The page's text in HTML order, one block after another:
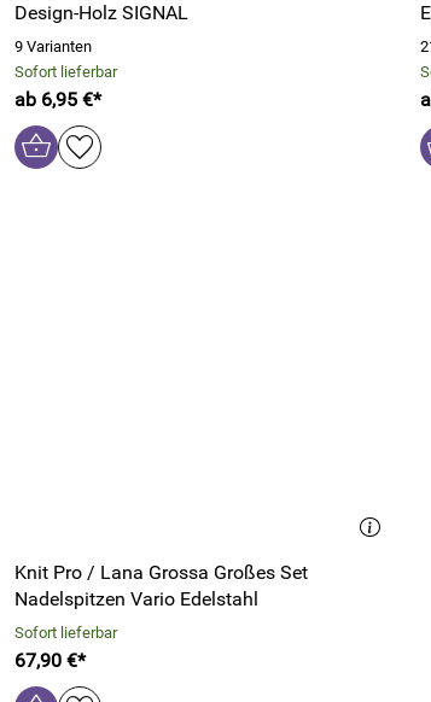
Design-Holz SIGNAL
9 Varianten
Sofort lieferbar
ab 6,95 €*
Knit Pro / Lana Grossa Großes Set
Nadelspitzen Vario Edelstahl
Sofort lieferbar
67,90 €*